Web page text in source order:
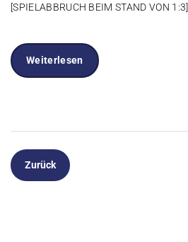
[SPIELABBRUCH BEIM STAND VON 1:3]
Weiterlesen
Zurück